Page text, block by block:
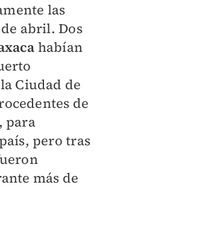
las
abril. Dos
habían
Ciudad de
de
, para
pero tras
más de